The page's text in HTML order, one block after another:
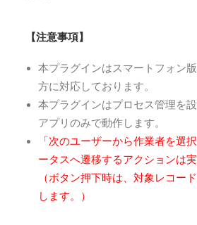
【注意事項】
本プラグインはスマートフォン
方に対応しております。
本プラグインはプロセス管理を
アプリのみで動作します。
「次のユーザーから作業者を選
ータスへ遷移するアクションは実
（ボタン押下時は、対象レコー
します。）